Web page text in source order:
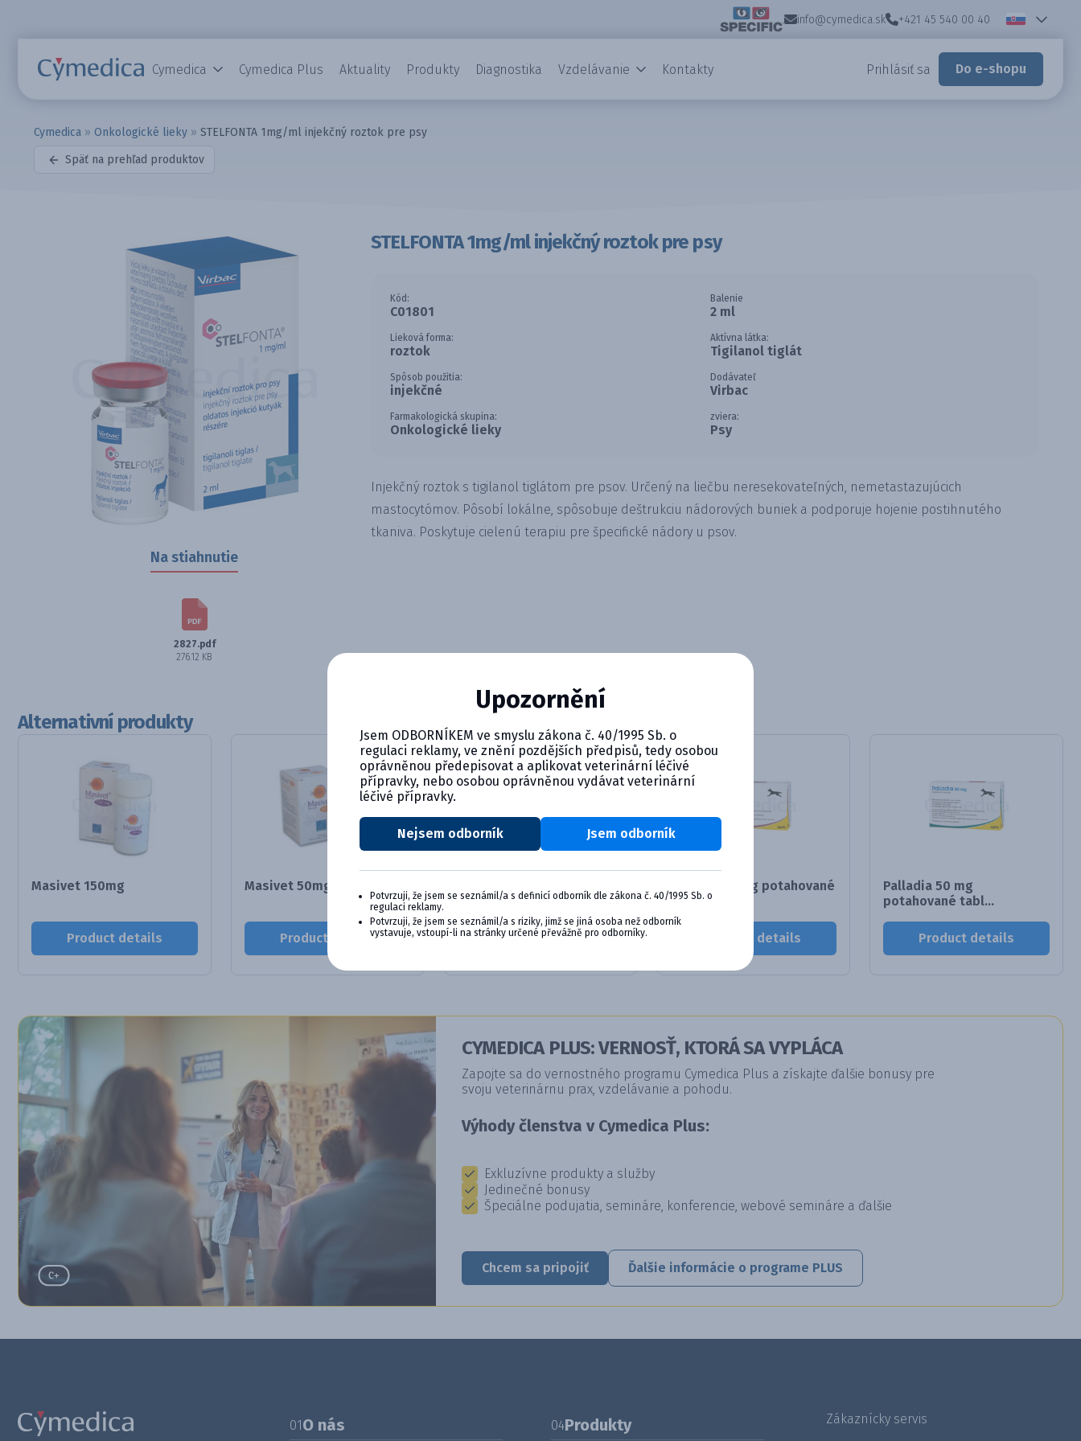
info@cymedica.sk +421 45 540 00 40
Cymedica Cymedica Plus Aktuality Produkty Diagnostika Vzdelávanie Kontakty Prihlásiť sa Do e-shopu
Cymedica » Onkologické lieky » STELFONTA 1mg/ml injekčný roztok pre psy
Späť na prehľad produktov
Na stiahnutie
2827.pdf
276.12 KB
STELFONTA 1mg/ml injekčný roztok pre psy
Kód:
C01801
Balenie
2 ml
Lieková forma:
roztok
Aktívna látka:
Tigilanol tiglát
Spôsob použitia:
injekčné
Dodávateľ
Virbac
Farmakologická skupina:
Onkologické lieky
zviera:
Psy
Injekčný roztok s tigilanol tiglátom pre psov. Určený na liečbu neresekovateľných, nemetastazujúcich
mastocytómov. Pôsobí lokálne, spôsobuje deštrukciu nádorových buniek a podporuje hojenie postihnutého
tkaniva. Poskytuje cielenú terapiu pre špecifické nádory u psov.
Alternativní produkty
Masivet 150mg
Product details
Masivet 50mg
Product details
tabl...
Product details
Palladia 15 mg potahované
tabl...
Product details
Palladia 50 mg
potahované tabl...
Product details
CYMEDICA PLUS: VERNOSŤ, KTORÁ SA VYPLÁCA
Zapojte sa do vernostného programu Cymedica Plus a získajte ďalšie bonusy pre
svoju veterinárnu prax, vzdelávanie a pohodu.
Výhody členstva v Cymedica Plus:
Exkluzívne produkty a služby
Jedinečné bonusy
Špeciálne podujatia, semináre, konferencie, webové semináre a ďalšie
Chcem sa pripojiť Ďalšie informácie o programe PLUS
01O nás 04Produkty Zákaznícky servis
Upozornění
Jsem ODBORNÍKEM ve smyslu zákona č. 40/1995 Sb. o
regulaci reklamy, ve znění pozdějších předpisů, tedy osobou
oprávněnou předepisovat a aplikovat veterinární léčivé
přípravky, nebo osobou oprávněnou vydávat veterinární
léčivé přípravky.
Nejsem odborník Jsem odborník
Potvrzuji, že jsem se seznámil/a s definicí odborník dle zákona č. 40/1995 Sb. o
regulaci reklamy.
Potvrzuji, že jsem se seznámil/a s riziky, jimž se jiná osoba než odborník
vystavuje, vstoupí-li na stránky určené převážně pro odborníky.